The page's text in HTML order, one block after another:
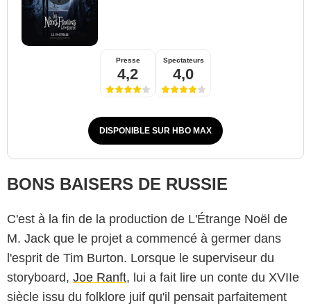
Presse
4,2
Spectateurs
4,0
DISPONIBLE SUR HBO MAX
BONS BAISERS DE RUSSIE
C'est à la fin de la production de L'Étrange Noël de
M. Jack que le projet a commencé à germer dans
l'esprit de Tim Burton. Lorsque le superviseur du
storyboard, Joe Ranft, lui a fait lire un conte du XVIIe
siècle issu du folklore juif qu'il pensait parfaitement